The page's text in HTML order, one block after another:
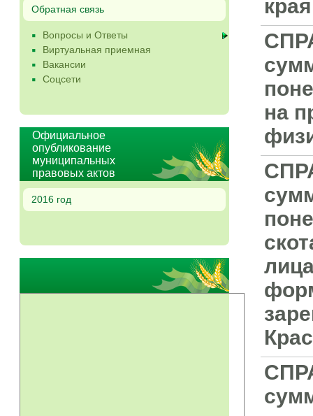
Обратная связь
Вопросы и Ответы
Виртуальная приемная
Вакансии
Соцсети
Официальное
опубликование
муниципальных
правовых актов
2016 год
края
на